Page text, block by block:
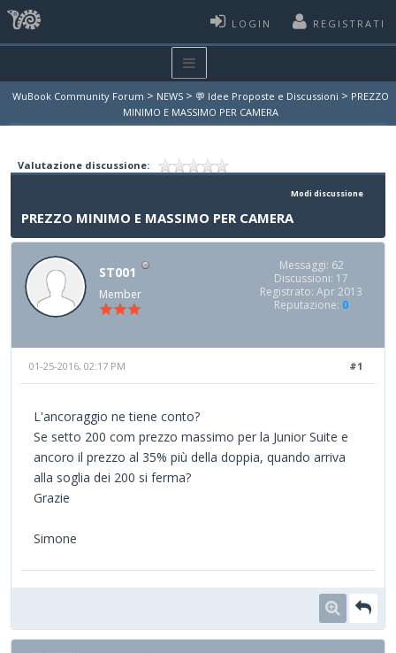
LOGIN REGISTRATI
WuBook Community Forum > NEWS > 💬 Idee Proposte e Discussioni > PREZZO
MINIMO E MASSIMO PER CAMERA
Valutazione discussione:
Modi discussione
PREZZO MINIMO E MASSIMO PER CAMERA
ST001
Member
Messaggi: 62
Discussioni: 17
Registrato: Apr 2013
Reputazione: 0
#1
01-25-2016, 02:17 PM
L'ancoraggio ne tiene conto?
Se setto 200 com prezzo massimo per la Junior Suite e
ancoro il prezzo al 35% più della doppia, quando arriva
alla soglia dei 200 si ferma?
Grazie
Simone